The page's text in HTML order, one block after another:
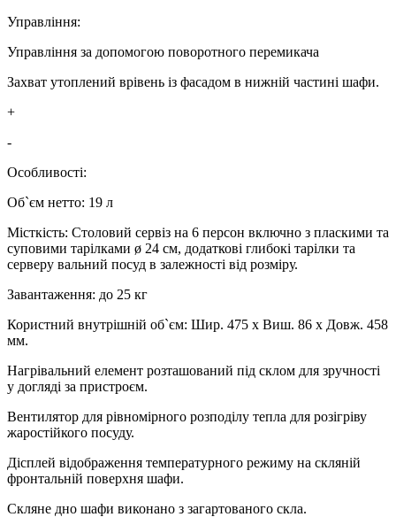
Управління:
Управління за допомогою поворотного перемикача
Захват утоплений врівень із фасадом в нижній частині шафи.
+
-
Особливості:
Об`єм нетто: 19 л
Місткість: Столовий сервіз на 6 персон включно з пласкими та
суповими тарілками ø 24 см, додаткові глибокі тарілки та
серверу вальний посуд в залежності від розміру.
Завантаження: до 25 кг
Користний внутрішній об`єм: Шир. 475 x Виш. 86 x Довж. 458
мм.
Нагрівальний елемент розташований під склом для зручності
у догляді за пристроєм.
Вентилятор для рівномірного розподілу тепла для розігріву
жаростійкого посуду.
Дісплей відображення температурного режиму на скляній
фронтальній поверхня шафи.
Скляне дно шафи виконано з загартованого скла.